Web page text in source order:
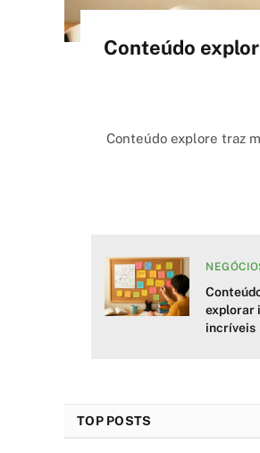
Conteúdo
Conteúdo explore traz
explorar
incríveis
TOP POSTS